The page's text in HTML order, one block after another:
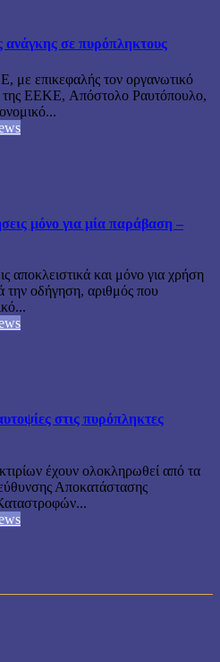
σε πυρόπληκτους
με επικεφαλής τον οργανωτικό
της ΕΕΚΕ, Απόστολο Ραυτόπουλο,
μόνο για μία παράβαση –
αποκλειστικά και μόνο για χρήση
την οδήγηση, αριθμός που
στις πυρόπληκτες
έχουν ολοκληρωθεί από τα
Αποκατάστασης